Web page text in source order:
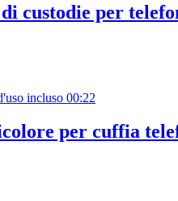
custodie per
00:22
per cuffia